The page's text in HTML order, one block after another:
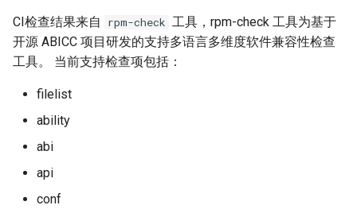
CI检查结果来自 rpm-check 工具，rpm-check 工具为基于
开源 ABICC 项目研发的支持多语言多维度软件兼容性检查
工具。 当前支持检查项包括：
filelist
ability
abi
api
conf